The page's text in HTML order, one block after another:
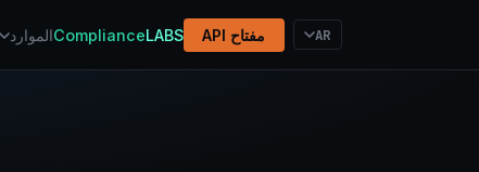
المواردComplianceLABS مفتاح API AR